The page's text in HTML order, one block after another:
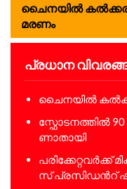
ചൈ​ന​യി​ൽ
മരണം
പ്രധാന
ചൈ​ന​യി​ൽ
സ്ഫോ​ട​ന​ത്തി​ൽ 90
ണാ​താ​യി
പ​രി​ക്കേ​റ്റ​വ​ർ​ക്ക്
സ് പ്ര​സി​ഡ​ന്‍റ് ഷി